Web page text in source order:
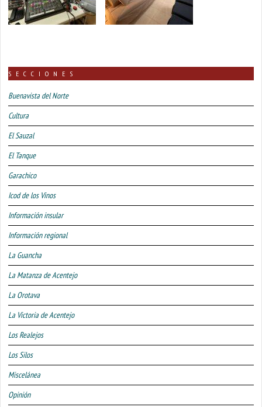
SECCIONES
Buenavista del Norte
Cultura
El Sauzal
El Tanque
Garachico
Icod de los Vinos
Información insular
Información regional
La Guancha
La Matanza de Acentejo
La Orotava
La Victoria de Acentejo
Los Realejos
Los Silos
Miscelánea
Opinión